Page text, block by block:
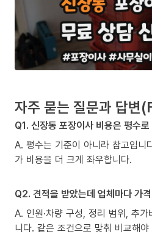
자주 묻는 질문과 답변
Q1. 신장동 포장이사 비용은 평수
A. 평수는 기준이 아니라 참고입니
가 비용을 더 크게 좌우합니다.
Q2. 견적을 받았는데 업체마다 가
A. 인원·차량 구성, 정리 범위, 추
니다. 같은 조건으로 맞춰 비교해야